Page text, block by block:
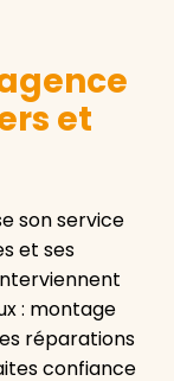
et
son service
et ses
: montage
réparations
confiance